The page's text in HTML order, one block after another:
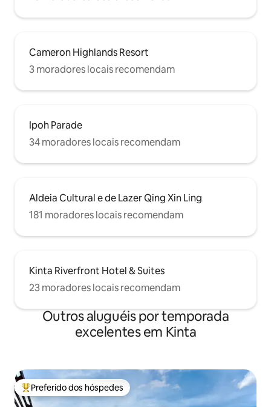
Cameron Highlands Resort
3 moradores locais recomendam
Ipoh Parade
34 moradores locais recomendam
Aldeia Cultural e de Lazer Qing Xin Ling
181 moradores locais recomendam
Kinta Riverfront Hotel & Suites
23 moradores locais recomendam
Outros aluguéis por temporada
excelentes em Kinta
Entre os melhores preferidos dos hóspedes
Preferido dos hóspedes